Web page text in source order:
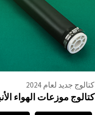
كتالوج جديد لعام 2024
كتالوج موزعات الهواء